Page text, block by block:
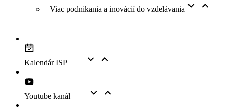
Viac podnikania a inovácií do vzdelávania
Kalendár ISP
Youtube kanál